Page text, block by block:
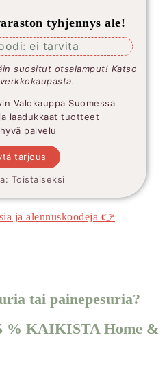
tyhjennys ale!
ei tarvita
suositut otsalamput! Katso
Valokauppa Suomessa
laadukkaat tuotteet
palvelu
tarjous
Toistaiseksi
ja alennuskoodeja 👉
tai painepesuria?
% KAIKISTA Home &